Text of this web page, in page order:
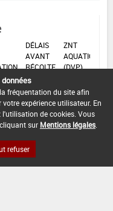
DÉLAIS
AVANT
RÉCOLTE
ZNT
AQUATIQUE
(DVP)
Max
: -
F
(BBCH
-)
5 m
(5 m)
:
données
fréquentation du site afin
expérience utilisateur. En
de cookies. Vous
sur Mentions légales
refuser